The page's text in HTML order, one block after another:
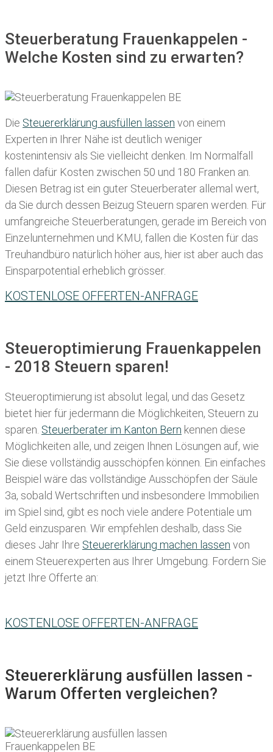
Steuerberatung Frauenkappelen -
Welche Kosten sind zu erwarten?
Die Steuererklärung ausfüllen lassen von einem
Experten in Ihrer Nähe ist deutlich weniger
kostenintensiv als Sie vielleicht denken. Im Normalfall
fallen dafür Kosten zwischen 50 und 180 Franken an.
Diesen Betrag ist ein guter Steuerberater allemal wert,
da Sie durch dessen Beizug Steuern sparen werden. Für
umfangreiche Steuerberatungen, gerade im Bereich von
Einzelunternehmen und KMU, fallen die Kosten für das
Treuhandbüro natürlich höher aus, hier ist aber auch das
Einsparpotential erheblich grösser.
KOSTENLOSE OFFERTEN-ANFRAGE
Steueroptimierung Frauenkappelen
- 2018 Steuern sparen!
Steueroptimierung ist absolut legal, und das Gesetz
bietet hier für jedermann die Möglichkeiten, Steuern zu
sparen. Steuerberater im K anton Bern kennen diese
Möglichkeiten alle, und zeigen Ihnen Lösungen auf, wie
Sie diese vollständig ausschöpfen können. Ein einfaches
Beispiel wäre das vollständige Ausschöpfen der Säule
3a, sobald Wertschriften und insbesondere Immobilien
im Spiel sind, gibt es noch viele andere Potentiale um
Geld einzusparen. Wir empfehlen deshalb, dass Sie
dieses Jahr Ihre Steuererklärung machen lassen von
einem Steuerexperten aus Ihrer Umgebung. Fordern Sie
jetzt Ihre Offerte an:
KOSTENLOSE OFFERTEN-ANFRAGE
Steuererklärung ausfüllen lassen -
Warum Offerten vergleichen?